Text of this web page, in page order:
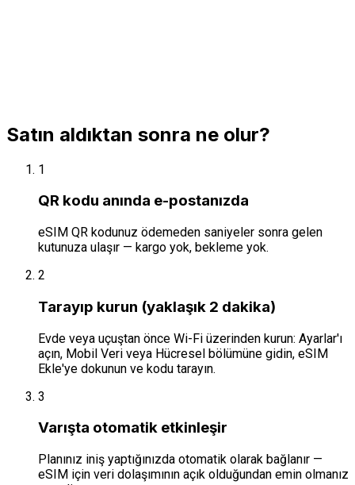
Satın aldıktan sonra ne olur?
1
QR kodu anında e-postanızda
eSIM QR kodunuz ödemeden saniyeler sonra gelen
kutunuza ulaşır — kargo yok, bekleme yok.
2
Tarayıp kurun (yaklaşık 2 dakika)
Evde veya uçuştan önce Wi-Fi üzerinden kurun: Ayarlar'ı
açın, Mobil Veri veya Hücresel bölümüne gidin, eSIM
Ekle'ye dokunun ve kodu tarayın.
3
Varışta otomatik etkinleşir
Planınız iniş yaptığınızda otomatik olarak bağlanır —
eSIM için veri dolaşımının açık olduğundan emin olmanız